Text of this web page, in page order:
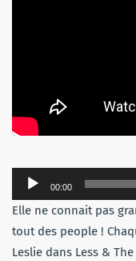
Lecteur
audio
00:00
Elle ne connait pas
tout des people !
Leslie dans Less &